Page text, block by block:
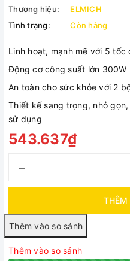
Thương hiệu:
ELMICH
Tình trạng:
Còn hàng
Linh hoạt, mạnh mẽ với 5 tốc
Động cơ công suất lớn 300W
An toàn cho sức khỏe với 2
Thiết kế sang trọng, nhỏ
sử dụng
543.637₫
–
THÊM
Thêm vào so sánh